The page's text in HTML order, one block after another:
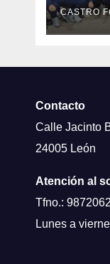
CASTRO
Contacto
Calle Jacinto
24005 León
Atención al
Tfno.:
Lunes a